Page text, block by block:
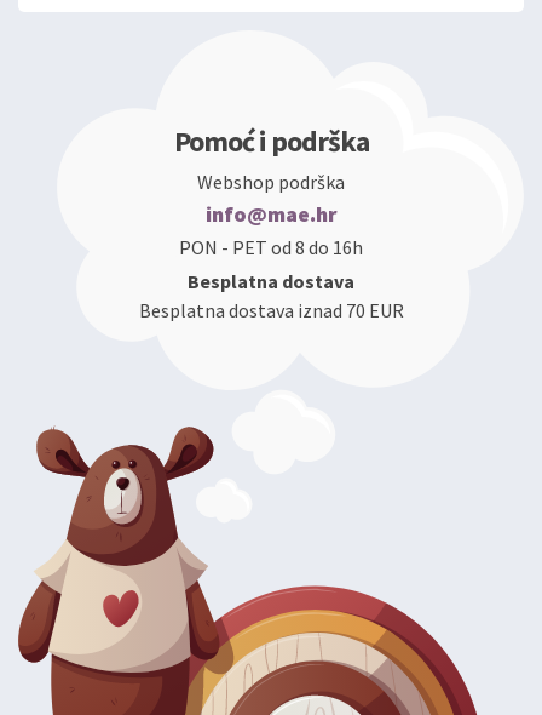
Pomoć i podrška
Webshop podrška
info@mae.hr
PON - PET od 8 do 16h
Besplatna dostava
Besplatna dostava iznad 70 EUR